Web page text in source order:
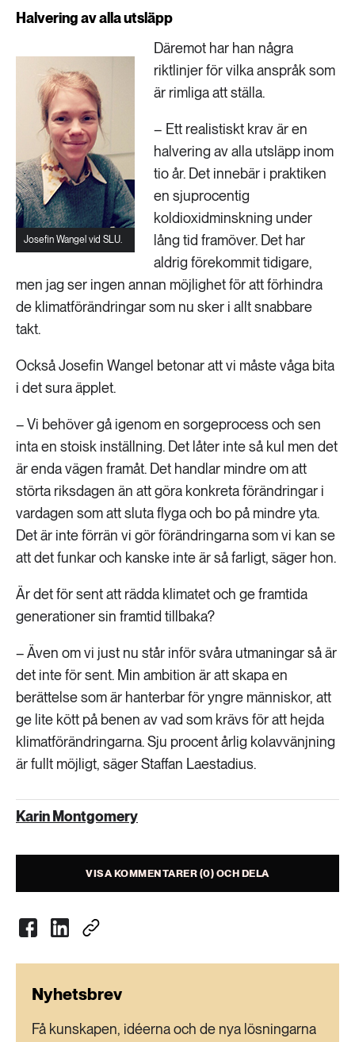
Halvering av alla utsläpp
Josefin Wangel vid SLU.
Däremot har han några
riktlinjer för vilka anspråk som
är rimliga att ställa.
– Ett realistiskt krav är en
halvering av alla utsläpp inom
tio år. Det innebär i praktiken
en sjuprocentig
koldioxidminskning under
lång tid framöver. Det har
aldrig förekommit tidigare,
men jag ser ingen annan möjlighet för att förhindra
de klimatförändringar som nu sker i allt snabbare
takt.
Också Josefin Wangel betonar att vi måste våga bita
i det sura äpplet.
– Vi behöver gå igenom en sorgeprocess och sen
inta en stoisk inställning. Det låter inte så kul men det
är enda vägen framåt. Det handlar mindre om att
störta riksdagen än att göra konkreta förändringar i
vardagen som att sluta flyga och bo på mindre yta.
Det är inte förrän vi gör förändringarna som vi kan se
att det funkar och kanske inte är så farligt, säger hon.
Är det för sent att rädda klimatet och ge framtida
generationer sin framtid tillbaka?
– Även om vi just nu står inför svåra utmaningar så är
det inte för sent. Min ambition är att skapa en
berättelse som är hanterbar för yngre människor, att
ge lite kött på benen av vad som krävs för att hejda
klimatförändringarna. Sju procent årlig kolavvänjning
är fullt möjligt, säger Staffan Laestadius.
Karin Montgomery
VISA KOMMENTARER (0) OCH DELA
Nyhetsbrev
Få kunskapen, idéerna och de nya lösningarna